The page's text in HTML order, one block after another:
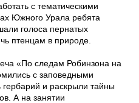
с тематическими
Южного Урала ребята
голоса пернатых
птенцам в природе.
«По следам Робинзона на
с заповедными
гербарий и раскрыли тайны
А на занятии